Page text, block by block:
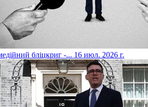
бліцкриг -... 16 июл. 2026 г.